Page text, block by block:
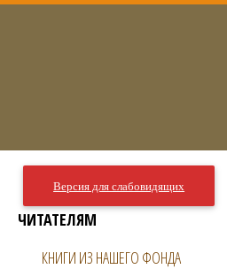
Версия для слабовидящих
ЧИТАТЕЛЯМ
КНИГИ ИЗ НАШЕГО ФОНДА